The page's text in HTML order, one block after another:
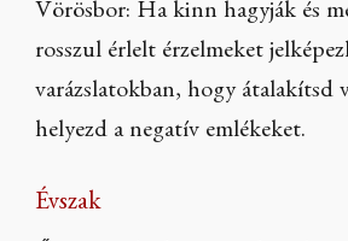
Vörösbor: Ha kinn hagyják és
rosszul érlelt érzelmeket
varázslatokban, hogy átalakítsd
helyezd a negatív emlékeket.
Évszak